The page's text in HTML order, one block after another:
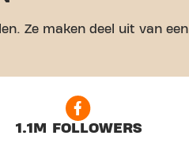
Ze maken deel uit van een
1.1M FOLLOWERS